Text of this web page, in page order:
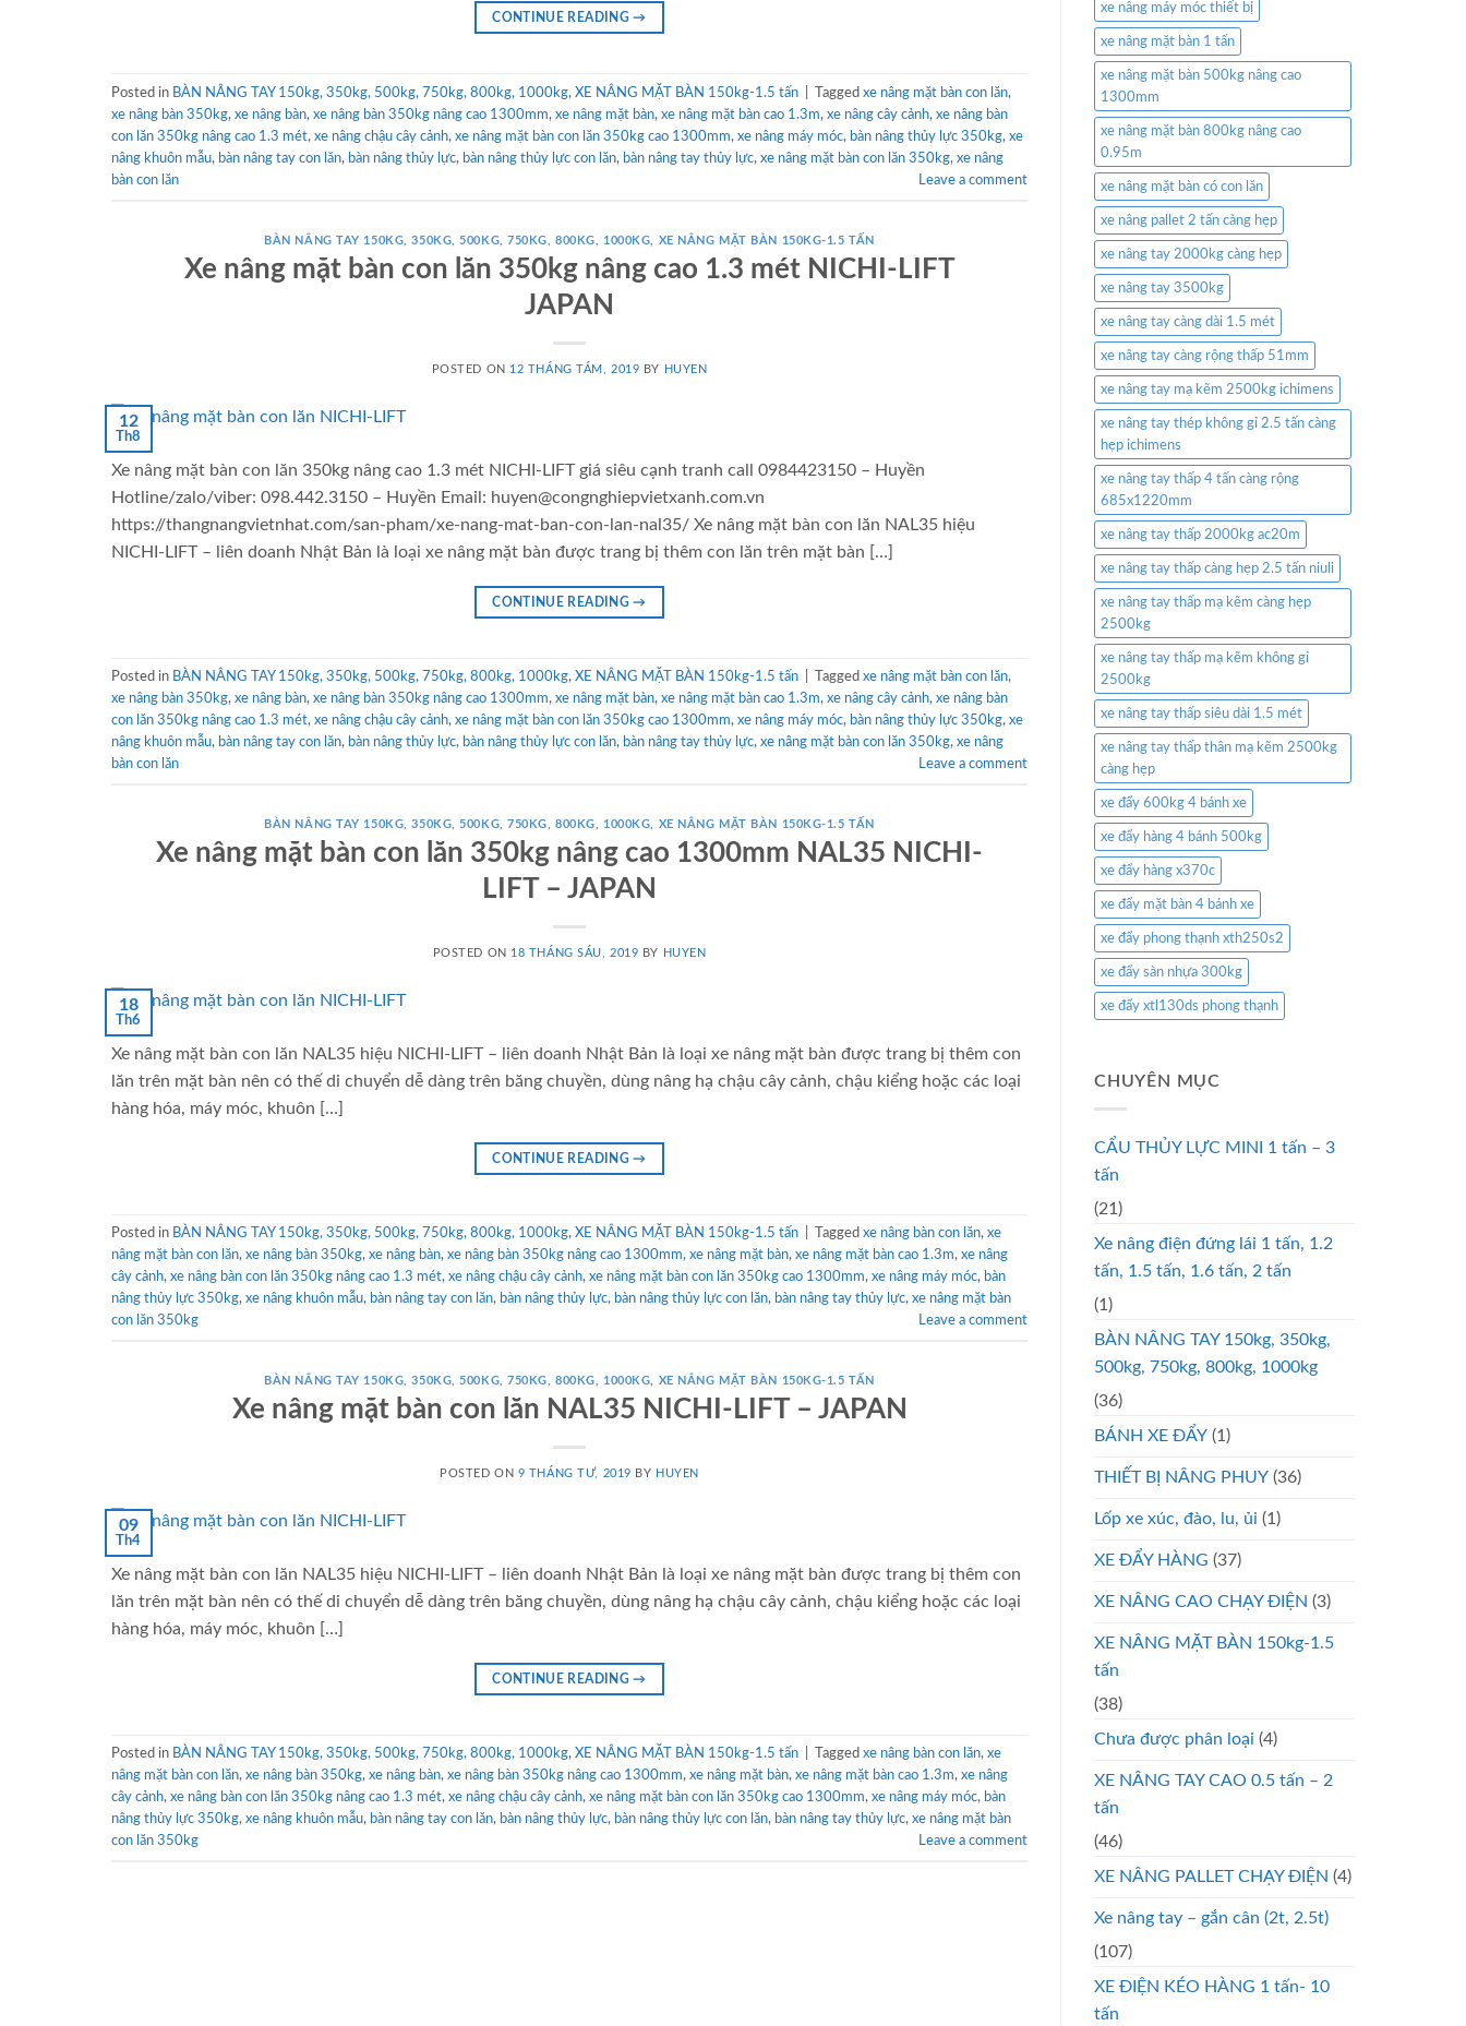
CONTINUE READING→
Posted in BÀN NÂNG TAY 150kg, 350kg, 500kg, 750kg, 800kg, 1000kg, XE NÂNG MẶT BÀN 150kg-1.5 tấn Tagged xe nâng mặt bàn con lăn,
xe nâng bàn 350kg, xe nâng bàn, xe nâng bàn 350kg nâng cao 1300mm, xe nâng mặt bàn, xe nâng mặt bàn cao 1.3m, xe nâng cây cảnh, xe nâng bàn
con lăn 350kg nâng cao 1.3 mét, xe nâng chậu cây cảnh, xe nâng mặt bàn con lăn 350kg cao 1300mm, xe nâng máy móc, bàn nâng thủy lực 350kg, xe
nâng khuôn mẫu, bàn nâng tay con lăn, bàn nâng thủy lực, bàn nâng thủy lực con lăn, bàn nâng tay thủy lực, xe nâng mặt bàn con lăn 350kg, xe nâng
bàn con lăn
Leave a comment
BÀN NÂNG TAY 150KG, 350KG, 500KG, 750KG, 800KG, 1000KG XE NÂNG MẶT BÀN 150KG-1.5 TẤN
Xe nâng mặt bàn con lăn 350kg nâng cao 1.3 mét NICHI-LIFT
JAPAN
POSTED ON 12 THÁNG TÁM, 2019 BY HUYEN
12
Th8
Xe nâng mặt bàn con lăn 350kg nâng cao 1.3 mét NICHI-LIFT giá siêu cạnh tranh call 0984423150 – Huyền
Hotline/zalo/viber: 098.442.3150 – Huyền Email: huyen@congnghiepvietxanh.com.vn
https://thangnangvietnhat.com/san-pham/xe-nang-mat-ban-con-lan-nal35/ Xe nâng mặt bàn con lăn NAL35 hiệu
NICHI-LIFT – liên doanh Nhật Bản là loại xe nâng mặt bàn được trang bị thêm con lăn trên mặt bàn […]
CONTINUE READING→
Posted in BÀN NÂNG TAY 150kg, 350kg, 500kg, 750kg, 800kg, 1000kg, XE NÂNG MẶT BÀN 150kg-1.5 tấn Tagged xe nâng mặt bàn con lăn,
xe nâng bàn 350kg, xe nâng bàn, xe nâng bàn 350kg nâng cao 1300mm, xe nâng mặt bàn, xe nâng mặt bàn cao 1.3m, xe nâng cây cảnh, xe nâng bàn
con lăn 350kg nâng cao 1.3 mét, xe nâng chậu cây cảnh, xe nâng mặt bàn con lăn 350kg cao 1300mm, xe nâng máy móc, bàn nâng thủy lực 350kg, xe
nâng khuôn mẫu, bàn nâng tay con lăn, bàn nâng thủy lực, bàn nâng thủy lực con lăn, bàn nâng tay thủy lực, xe nâng mặt bàn con lăn 350kg, xe nâng
bàn con lăn
Leave a comment
BÀN NÂNG TAY 150KG, 350KG, 500KG, 750KG, 800KG, 1000KG XE NÂNG MẶT BÀN 150KG-1.5 TẤN
Xe nâng mặt bàn con lăn 350kg nâng cao 1300mm NAL35 NICHI-
LIFT – JAPAN
POSTED ON 18 THÁNG SÁU, 2019 BY HUYEN
18
Th6
Xe nâng mặt bàn con lăn NAL35 hiệu NICHI-LIFT – liên doanh Nhật Bản là loại xe nâng mặt bàn được trang bị thêm con
lăn trên mặt bàn nên có thế di chuyển dễ dàng trên băng chuyền, dùng nâng hạ chậu cây cảnh, chậu kiểng hoặc các loại
hàng hóa, máy móc, khuôn […]
CONTINUE READING→
Posted in BÀN NÂNG TAY 150kg, 350kg, 500kg, 750kg, 800kg, 1000kg, XE NÂNG MẶT BÀN 150kg-1.5 tấn Tagged xe nâng bàn con lăn, xe
nâng mặt bàn con lăn, xe nâng bàn 350kg, xe nâng bàn, xe nâng bàn 350kg nâng cao 1300mm, xe nâng mặt bàn, xe nâng mặt bàn cao 1.3m, xe nâng
cây cảnh, xe nâng bàn con lăn 350kg nâng cao 1.3 mét, xe nâng chậu cây cảnh, xe nâng mặt bàn con lăn 350kg cao 1300mm, xe nâng máy móc, bàn
nâng thủy lực 350kg, xe nâng khuôn mẫu, bàn nâng tay con lăn, bàn nâng thủy lực, bàn nâng thủy lực con lăn, bàn nâng tay thủy lực, xe nâng mặt bàn
con lăn 350kg
Leave a comment
BÀN NÂNG TAY 150KG, 350KG, 500KG, 750KG, 800KG, 1000KG XE NÂNG MẶT BÀN 150KG-1.5 TẤN
Xe nâng mặt bàn con lăn NAL35 NICHI-LIFT – JAPAN
POSTED ON 9 THÁNG TƯ, 2019 BY HUYEN
09
Th4
Xe nâng mặt bàn con lăn NAL35 hiệu NICHI-LIFT – liên doanh Nhật Bản là loại xe nâng mặt bàn được trang bị thêm con
lăn trên mặt bàn nên có thế di chuyển dễ dàng trên băng chuyền, dùng nâng hạ chậu cây cảnh, chậu kiểng hoặc các loại
hàng hóa, máy móc, khuôn […]
CONTINUE READING→
Posted in BÀN NÂNG TAY 150kg, 350kg, 500kg, 750kg, 800kg, 1000kg, XE NÂNG MẶT BÀN 150kg-1.5 tấn Tagged xe nâng bàn con lăn, xe
nâng mặt bàn con lăn, xe nâng bàn 350kg, xe nâng bàn, xe nâng bàn 350kg nâng cao 1300mm, xe nâng mặt bàn, xe nâng mặt bàn cao 1.3m, xe nâng
cây cảnh, xe nâng bàn con lăn 350kg nâng cao 1.3 mét, xe nâng chậu cây cảnh, xe nâng mặt bàn con lăn 350kg cao 1300mm, xe nâng máy móc, bàn
nâng thủy lực 350kg, xe nâng khuôn mẫu, bàn nâng tay con lăn, bàn nâng thủy lực, bàn nâng thủy lực con lăn, bàn nâng tay thủy lực, xe nâng mặt bàn
con lăn 350kg
Leave a comment
xe nâng máy móc thiết bị
xe nâng mặt bàn 1 tấn
xe nâng mặt bàn 500kg nâng cao
1300mm
xe nâng mặt bàn 800kg nâng cao
0.95m
xe nâng mặt bàn có con lăn
xe nâng pallet 2 tấn càng hẹp
xe nâng tay 2000kg càng hẹp
xe nâng tay 3500kg
xe nâng tay càng dài 1.5 mét
xe nâng tay càng rộng thấp 51mm
xe nâng tay mạ kẽm 2500kg ichimens
xe nâng tay thép không gỉ 2.5 tấn càng
hẹp ichimens
xe nâng tay thấp 4 tấn càng rộng
685x1220mm
xe nâng tay thấp 2000kg ac20m
xe nâng tay thấp càng hẹp 2.5 tấn niuli
xe nâng tay thấp mạ kẽm càng hẹp
2500kg
xe nâng tay thấp mạ kẽm không gỉ
2500kg
xe nâng tay thấp siêu dài 1.5 mét
xe nâng tay thấp thân mạ kẽm 2500kg
càng hẹp
xe đẩy 600kg 4 bánh xe
xe đẩy hàng 4 bánh 500kg
xe đẩy hàng x370c
xe đẩy mặt bàn 4 bánh xe
xe đẩy phong thạnh xth250s2
xe đẩy sàn nhựa 300kg
xe đẩy xtl130ds phong thạnh
CHUYÊN MỤC
CẨU THỦY LỰC MINI 1 tấn – 3
tấn
(21)
Xe nâng điện đứng lái 1 tấn, 1.2
tấn, 1.5 tấn, 1.6 tấn, 2 tấn
(1)
BÀN NÂNG TAY 150kg, 350kg,
500kg, 750kg, 800kg, 1000kg
(36)
BÁNH XE ĐẨY (1)
THIẾT BỊ NÂNG PHUY (36)
Lốp xe xúc, đào, lu, ủi (1)
XE ĐẨY HÀNG (37)
XE NÂNG CAO CHẠY ĐIỆN (3)
XE NÂNG MẶT BÀN 150kg-1.5
tấn
(38)
Chưa được phân loại (4)
XE NÂNG TAY CAO 0.5 tấn – 2
tấn
(46)
XE NÂNG PALLET CHẠY ĐIỆN (4)
Xe nâng tay – gắn cân (2t, 2.5t)
(107)
XE ĐIỆN KÉO HÀNG 1 tấn- 10
tấn